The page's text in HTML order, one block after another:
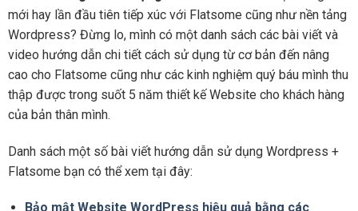
mới hay lần đầu tiên tiếp xúc với Flatsome cũng như nền tảng
Wordpress? Đừng lo, mình có một danh sách các bài viết và
video hướng dẫn chi tiết cách sử dụng từ cơ bản đến nâng
cao cho Flatsome cũng như các kinh nghiệm quý báu mình thu
thập được trong suốt 5 năm thiết kế Website cho khách hàng
của bản thân mình.
Danh sách một số bài viết hướng dẫn sử dụng Wordpress +
Flatsome bạn có thể xem tại đây:
Bảo mật Website WordPress hiệu quả bằng các